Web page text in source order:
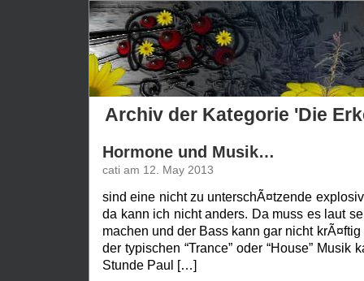
Archiv der Kategorie 'Die
Hormone und Musik…
cati am 12. May 2013
sind eine nicht zu unterschÃ¤tzende
da kann ich nicht anders. Da muss es laut
machen und der Bass kann gar nicht
der typischen “Trance” oder “House”
Stunde Paul […]